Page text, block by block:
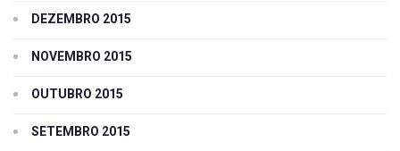
DEZEMBRO 2015
NOVEMBRO 2015
OUTUBRO 2015
SETEMBRO 2015